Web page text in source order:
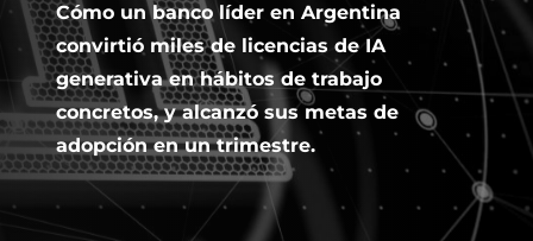
Cómo un banco líder en Argentina
convirtió miles de licencias de IA
generativa en hábitos de trabajo
concretos, y alcanzó sus metas de
adopción en un trimestre.